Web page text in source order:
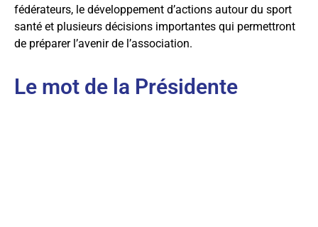
fédérateurs, le développement d’actions autour du sport
santé et plusieurs décisions importantes qui permettront
de préparer l’avenir de l’association.
Le mot de la Présidente